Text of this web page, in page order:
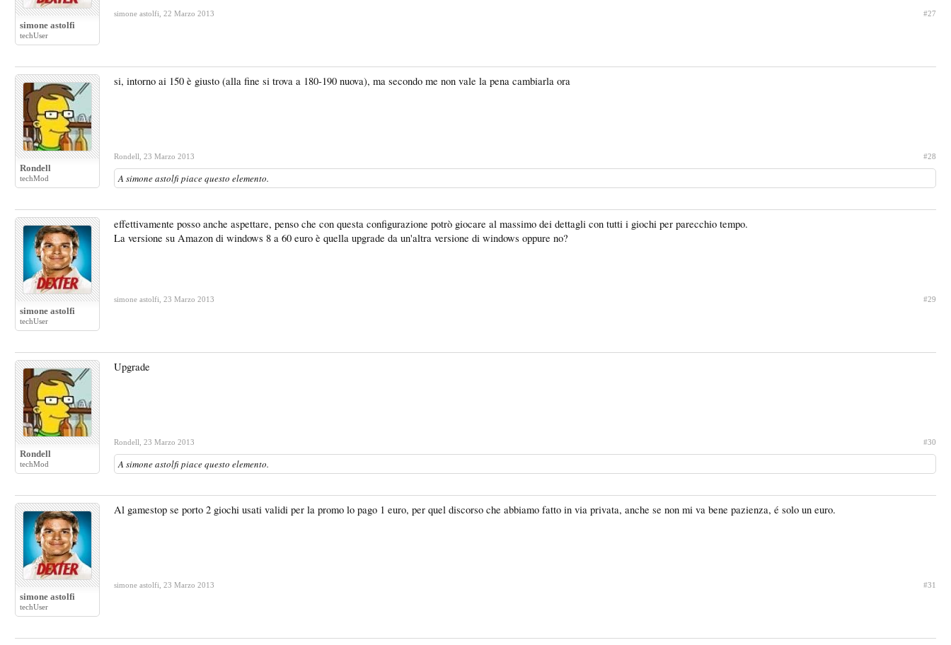
simone astolfi
techUser
simone astolfi 22 Marzo 2013 #27
Rondell
techMod
si, intorno ai 150 è giusto (alla fine si trova a 180-190 nuova), ma secondo me non vale la pena cambiarla ora
Rondell 23 Marzo 2013 #28
A simone astolfi piace questo elemento.
simone astolfi
techUser
effettivamente posso anche aspettare, penso che con questa configurazione potrò giocare al massimo dei dettagli con tutti i giochi per parecchio tempo.
La versione su Amazon di windows 8 a 60 euro è quella upgrade da un'altra versione di windows oppure no?
simone astolfi 23 Marzo 2013 #29
Rondell
techMod
Upgrade
Rondell 23 Marzo 2013 #30
A simone astolfi piace questo elemento.
simone astolfi
techUser
Al gamestop se porto 2 giochi usati validi per la promo lo pago 1 euro, per quel discorso che abbiamo fatto in via privata, anche se non mi va bene pazienza, é solo un euro.
simone astolfi 23 Marzo 2013 #31